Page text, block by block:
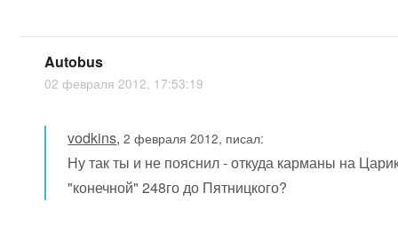
Autobus
02 февраля 2012, 17:53:19
vodkins,2 февраля 2012, писал:
Ну так ты и не пояснил - откуда карманы на
"конечной" 248го до Пятницкого?